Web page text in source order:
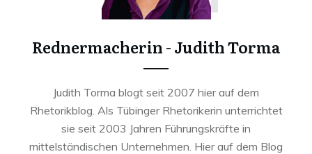
Rednermacherin - Judith Torma
Judith Torma blogt seit 2007 hier auf dem
Rhetorikblog. Als Tübinger Rhetorikerin unterrichtet
sie seit 2003 Jahren Führungskräfte in
mittelständischen Unternehmen. Hier auf dem Blog